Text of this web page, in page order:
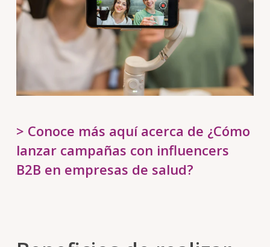
> Conoce más aquí acerca de ¿Cómo
lanzar campañas con influencers
B2B en empresas de salud?